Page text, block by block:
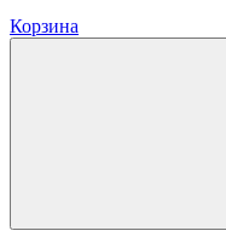
Корзина